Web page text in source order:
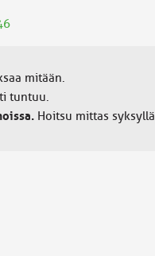
mitään.
tuntuu.
Hoitsu mittas syksyllä